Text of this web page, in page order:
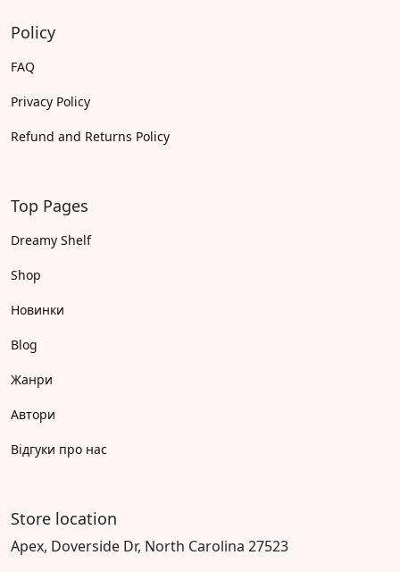
Policy
FAQ
Privacy Policy
Refund and Returns Policy
Top Pages
Dreamy Shelf
Shop
Новинки
Blog
Жанри
Автори
Відгуки про нас
Store location
Apex, Doverside Dr, North Carolina 27523